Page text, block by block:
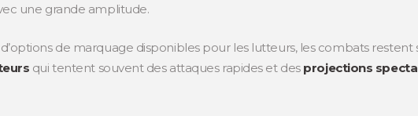
une grande amplitude.
de marquage disponibles pour les lutteurs, les combats restent
qui tentent souvent des attaques rapides et des projections